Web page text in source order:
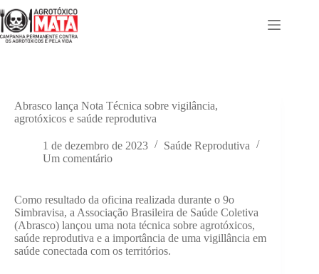
para
o
conteúdo
Abrasco lança Nota Técnica sobre vigilância,
agrotóxicos e saúde reprodutiva
1 de dezembro de 2023
Saúde Reprodutiva
Um comentário
Como resultado da oficina realizada durante o 9o
Simbravisa, a Associação Brasileira de Saúde Coletiva
(Abrasco) lançou uma nota técnica sobre agrotóxicos,
saúde reprodutiva e a importância de uma vigillância em
saúde conectada com os territórios.